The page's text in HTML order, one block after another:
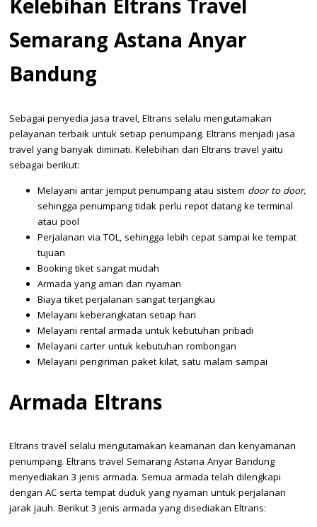
Kelebihan Eltrans Travel
Semarang Astana Anyar
Bandung
Sebagai penyedia jasa travel, Eltrans selalu mengutamakan
pelayanan terbaik untuk setiap penumpang. Eltrans menjadi jasa
travel yang banyak diminati. Kelebihan dari Eltrans travel yaitu
sebagai berikut:
Melayani antar jemput penumpang atau sistem door to door,
sehingga penumpang tidak perlu repot datang ke terminal
atau pool
Perjalanan via TOL, sehingga lebih cepat sampai ke tempat
tujuan
Booking tiket sangat mudah
Armada yang aman dan nyaman
Biaya tiket perjalanan sangat terjangkau
Melayani keberangkatan setiap hari
Melayani rental armada untuk kebutuhan pribadi
Melayani carter untuk kebutuhan rombongan
Melayani pengiriman paket kilat, satu malam sampai
Armada Eltrans
Eltrans travel selalu mengutamakan keamanan dan kenyamanan
penumpang. Eltrans travel Semarang Astana Anyar Bandung
menyediakan 3 jenis armada. Semua armada telah dilengkapi
dengan AC serta tempat duduk yang nyaman untuk perjalanan
jarak jauh. Berikut 3 jenis armada yang disediakan Eltrans: